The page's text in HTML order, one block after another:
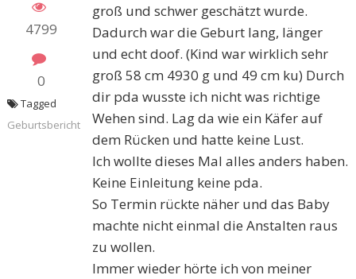
4799
0
groß und schwer geschätzt wurde.
Dadurch war die Geburt lang, länger
und echt doof. (Kind war wirklich sehr
groß 58 cm 4930 g und 49 cm ku) Durch
dir pda wusste ich nicht was richtige
Wehen sind. Lag da wie ein Käfer auf
dem Rücken und hatte keine Lust.
Ich wollte dieses Mal alles anders haben.
Keine Einleitung keine pda.
So Termin rückte näher und das Baby
machte nicht einmal die Anstalten raus
zu wollen.
Immer wieder hörte ich von meiner
Tagged
Geburtsbericht